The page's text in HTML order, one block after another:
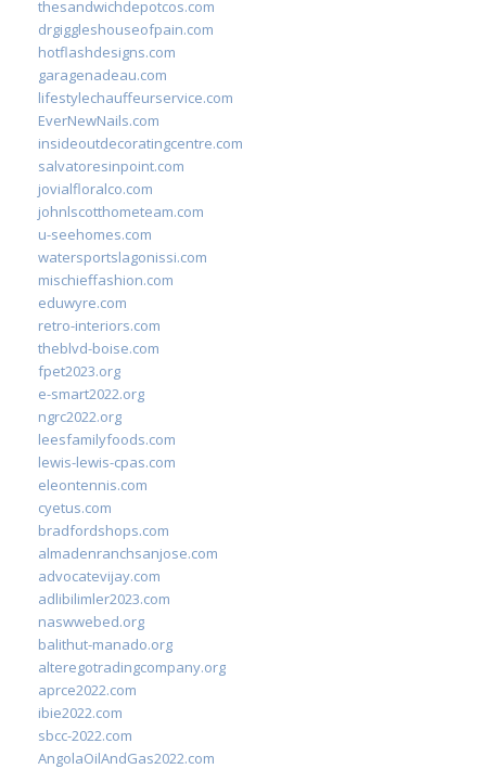
thesandwichdepotcos.com
drgiggleshouseofpain.com
hotflashdesigns.com
garagenadeau.com
lifestylechauffeurservice.com
EverNewNails.com
insideoutdecoratingcentre.com
salvatoresinpoint.com
jovialfloralco.com
johnlscotthometeam.com
u-seehomes.com
watersportslagonissi.com
mischieffashion.com
eduwyre.com
retro-interiors.com
theblvd-boise.com
fpet2023.org
e-smart2022.org
ngrc2022.org
leesfamilyfoods.com
lewis-lewis-cpas.com
eleontennis.com
cyetus.com
bradfordshops.com
almadenranchsanjose.com
advocatevijay.com
adlibilimler2023.com
naswwebed.org
balithut-manado.org
alteregotradingcompany.org
aprce2022.com
ibie2022.com
sbcc-2022.com
AngolaOilAndGas2022.com